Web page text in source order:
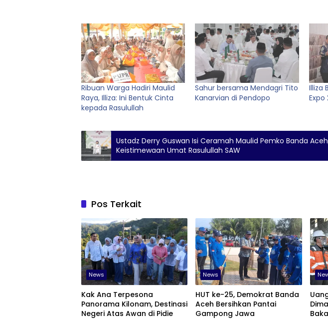
Ribuan Warga Hadiri Maulid
Raya, Illiza: Ini Bentuk Cinta
kepada Rasulullah
Sahur bersama Mendagri Tito
Kanarvian di Pendopo
Illiza
Expo
Ustadz Derry Guswan Isi Ceramah Maulid Pemko Banda
Keistimewaan Umat Rasulullah SAW
Pos Terkait
News
Kak Ana Terpesona
Panorama Kilonam, Destinasi
Negeri Atas Awan di Pidie
News
HUT ke-25, Demokrat Banda
Aceh Bersihkan Pantai
Gampong Jawa